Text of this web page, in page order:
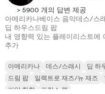
> 5900 개의 답변 제공
아메리카나베이스 음악데스/스
딥 하우스드림 팝
내 영향력 있는 플레이리스트에
추가
아메리카나 데스/스래시
딥 하
드림 팝
일렉트로 재즈/뉴 재즈
기악 힙합
프랑스 랩